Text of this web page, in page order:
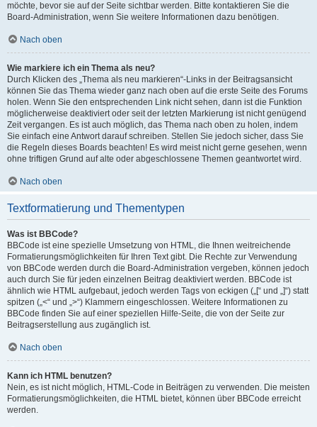
möchte, bevor sie auf der Seite sichtbar werden. Bitte kontaktieren Sie die
Board-Administration, wenn Sie weitere Informationen dazu benötigen.
Nach oben
Wie markiere ich ein Thema als neu?
Durch Klicken des „Thema als neu markieren“-Links in der Beitragsansicht
können Sie das Thema wieder ganz nach oben auf die erste Seite des Forums
holen. Wenn Sie den entsprechenden Link nicht sehen, dann ist die Funktion
möglicherweise deaktiviert oder seit der letzten Markierung ist nicht genügend
Zeit vergangen. Es ist auch möglich, das Thema nach oben zu holen, indem
Sie einfach eine Antwort darauf schreiben. Stellen Sie jedoch sicher, dass Sie
die Regeln dieses Boards beachten! Es wird meist nicht gerne gesehen, wenn
ohne triftigen Grund auf alte oder abgeschlossene Themen geantwortet wird.
Nach oben
Textformatierung und Thementypen
Was ist BBCode?
BBCode ist eine spezielle Umsetzung von HTML, die Ihnen weitreichende
Formatierungsmöglichkeiten für Ihren Text gibt. Die Rechte zur Verwendung
von BBCode werden durch die Board-Administration vergeben, können jedoch
auch durch Sie für jeden einzelnen Beitrag deaktiviert werden. BBCode ist
ähnlich wie HTML aufgebaut, jedoch werden Tags von eckigen („[“ und „]“) statt
spitzen („<“ und „>“) Klammern eingeschlossen. Weitere Informationen zu
BBCode finden Sie auf einer speziellen Hilfe-Seite, die von der Seite zur
Beitragserstellung aus zugänglich ist.
Nach oben
Kann ich HTML benutzen?
Nein, es ist nicht möglich, HTML-Code in Beiträgen zu verwenden. Die meisten
Formatierungsmöglichkeiten, die HTML bietet, können über BBCode erreicht
werden.